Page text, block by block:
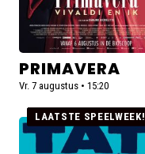
PRIMAVERA
Vr. 7 augustus • 15:20
Lees
LAATSTE SPEELWEEK!